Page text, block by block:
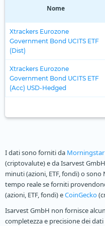
Nome
Xtrackers Eurozone
Government Bond UCITS ETF
(Dist)
Xtrackers Eurozone
Government Bond UCITS ETF
(Acc) USD-Hedged
I dati sono forniti da Morningstar
(criptovalute) e da Isarvest
minuti (azioni, ETF, fondi) o sono
tempo reale se forniti
(azioni, ETF, fondi) eCoinGecko
Isarvest GmbH non fornisce
completezza e precisione dei